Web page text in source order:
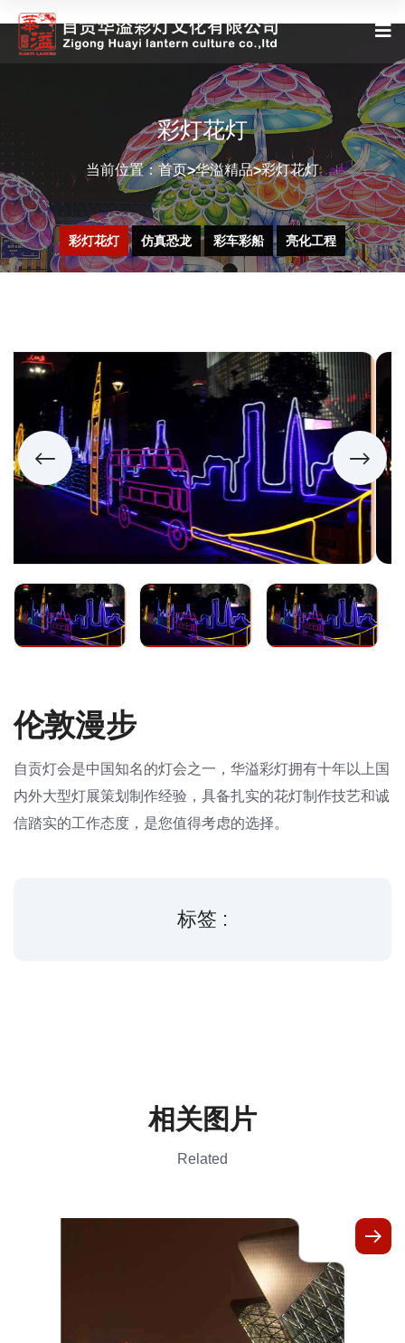
彩灯花灯
当前位置：首页>华溢精品>彩灯花灯
彩灯花灯 仿真恐龙 彩车彩船 亮化工程
伦敦漫步
自贡灯会是中国知名的灯会之一，华溢彩灯拥有十年以上国
内外大型灯展策划制作经验，具备扎实的花灯制作技艺和诚
信踏实的工作态度，是您值得考虑的选择。
标签 :
相关图片
Related